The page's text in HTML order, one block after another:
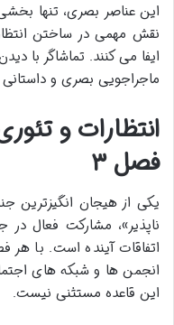
این عناصر بصری، تنها
نقش مهمی در ساختن
ایفا می کنند. تماشاگر با
ماجراجویی بصری و
انتظارات و
فصل ۳
یکی از هیجان انگیزترین
ناپذیر»، مشارکت فعال در
اتفاقات آینده است. با
انجمن ها و شبکه های
این قاعده مستثنی نیست.